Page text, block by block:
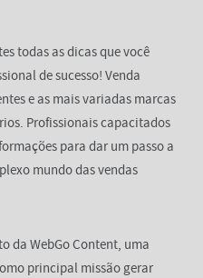
todas as dicas que você
de sucesso! Venda
e as mais variadas marcas
Profissionais capacitados
para dar um passo a
mundo das vendas
da WebGo Content, uma
principal missão gerar